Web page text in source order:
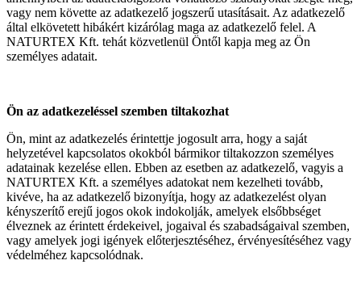
vagy nem követte az adatkezelő jogszerű utasításait. Az adatkezelő
által elkövetett hibákért kizárólag maga az adatkezelő felel. A
NATURTEX Kft. tehát közvetlenül Öntől kapja meg az Ön
személyes adatait.
Ön az adatkezeléssel szemben tiltakozhat
Ön, mint az adatkezelés érintettje jogosult arra, hogy a saját
helyzetével kapcsolatos okokból bármikor tiltakozzon személyes
adatainak kezelése ellen. Ebben az esetben az adatkezelő, vagyis a
NATURTEX Kft. a személyes adatokat nem kezelheti tovább,
kivéve, ha az adatkezelő bizonyítja, hogy az adatkezelést olyan
kényszerítő erejű jogos okok indokolják, amelyek elsőbbséget
élveznek az érintett érdekeivel, jogaival és szabadságaival szemben,
vagy amelyek jogi igények előterjesztéséhez, érvényesítéséhez vagy
védelméhez kapcsolódnak.